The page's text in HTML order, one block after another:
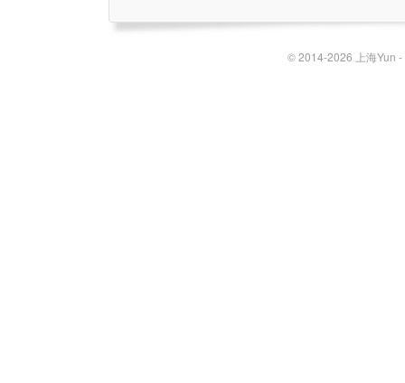
© 2014-2026 上海Yun